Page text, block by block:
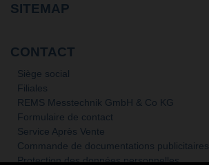
SITEMAP
CONTACT
Siège social
Filiales
REMS Messtechnik GmbH & Co KG
Formulaire de contact
Service Après Vente
Commande de documentations publicitaires
Protection des données personnelles